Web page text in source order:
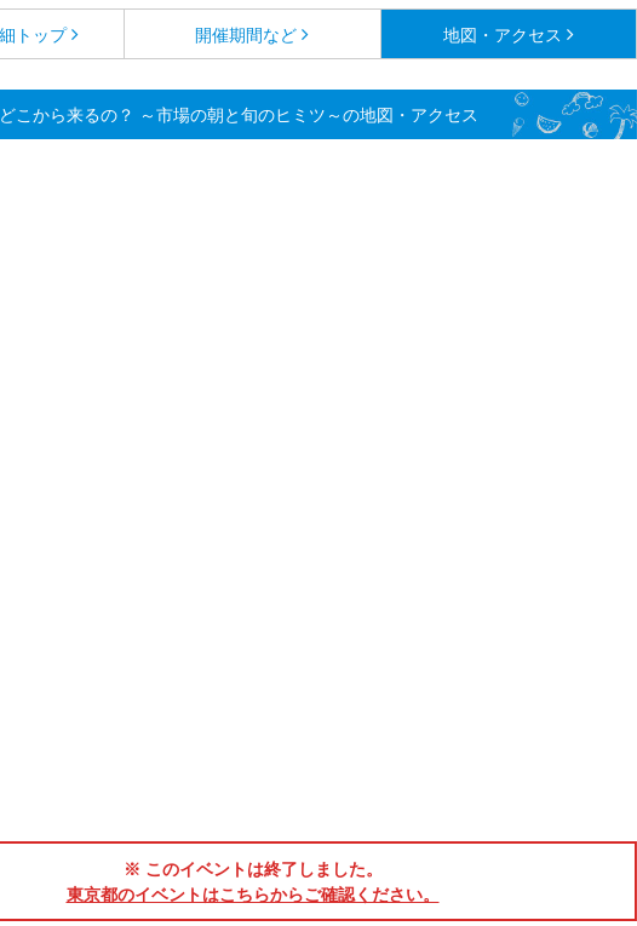
トップ 開催期間など 地図・アクセス
こから来るの？ ～市場の朝と旬のヒミツ～の地図・アクセス
※ このイベントは終了しました。
東京都のイベントはこちらからご確認ください。